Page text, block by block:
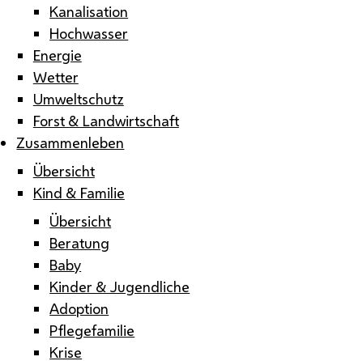
Kanalisation
Hochwasser
Energie
Wetter
Umweltschutz
Forst & Landwirtschaft
Zusammenleben
Übersicht
Kind & Familie
Übersicht
Beratung
Baby
Kinder & Jugendliche
Adoption
Pflegefamilie
Krise